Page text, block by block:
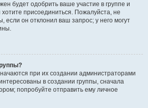
будет одобрить ваше участие в группе и
присоединиться. Пожалуйста, не
если он отклонил ваш запрос; у него могут
при их создании администраторами
в создании группы, сначала
попробуйте отправить ему личное